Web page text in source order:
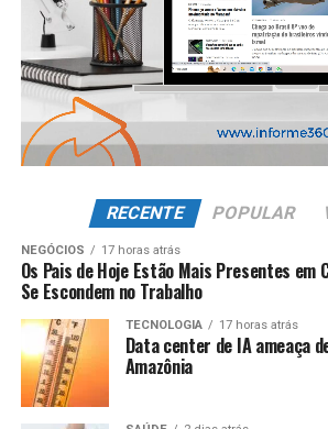
RECENTE POPULAR
NEGÓCIOS 17 horas atrás
Os Pais de Hoje Estão Mais Presentes
Se Escondem no Trabalho
TECNOLOGIA 17 horas atrás
Data center de IA ameaça
Amazônia